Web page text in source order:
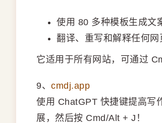
使用 80 多种模板生成文
翻译、重写和解释任何网
它适用于所有网站，可通过
9、 cmdj.app
使用 ChatGPT 快捷键提高写
展，然后按 Cmd/Alt + J！